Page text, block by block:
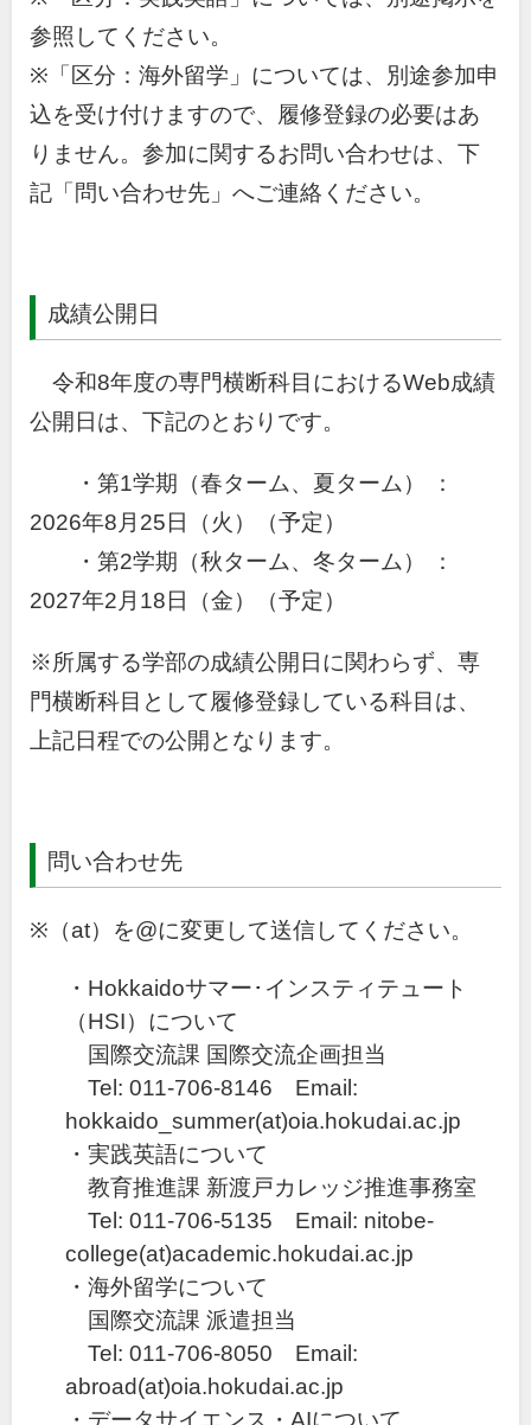
参照してください。
※「区分：海外留学」については、別途参加申
込を受け付けますので、履修登録の必要はあ
りません。参加に関するお問い合わせは、下
記「問い合わせ先」へご連絡ください。
成績公開日
令和8年度の専門横断科目におけるWeb成績
公開日は、下記のとおりです。
・第1学期（春ターム、夏ターム） ：
2026年8月25日（火）（予定）
・第2学期（秋ターム、冬ターム） ：
2027年2月18日（金）（予定）
※所属する学部の成績公開日に関わらず、専
門横断科目として履修登録している科目は、
上記日程での公開となります。
問い合わせ先
※（at）を@に変更して送信してください。
・Hokkaidoサマー･インスティテュート
（HSI）について
国際交流課 国際交流企画担当
Tel: 011-706-8146 Email:
hokkaido_summer(at)oia.hokudai.ac.jp
・実践英語について
教育推進課 新渡戸カレッジ推進事務室
Tel: 011-706-5135 Email: nitobe-
college(at)academic.hokudai.ac.jp
・海外留学について
国際交流課 派遣担当
Tel: 011-706-8050 Email:
abroad(at)oia.hokudai.ac.jp
・データサイエンス・AIについて